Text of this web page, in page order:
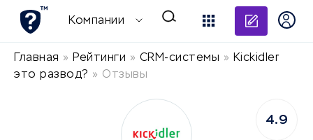
Компании
Главная » Рейтинги » CRM-системы » Kickidler
это развод? » Отзывы
4.9